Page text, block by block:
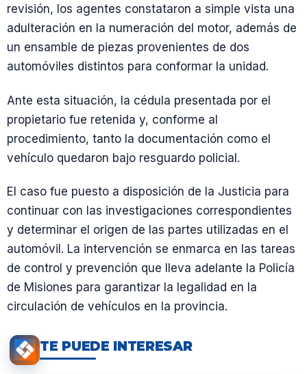
revisión, los agentes constataron a simple vista una
adulteración en la numeración del motor, además de
un ensamble de piezas provenientes de dos
automóviles distintos para conformar la unidad.
Ante esta situación, la cédula presentada por el
propietario fue retenida y, conforme al
procedimiento, tanto la documentación como el
vehículo quedaron bajo resguardo policial.
El caso fue puesto a disposición de la Justicia para
continuar con las investigaciones correspondientes
y determinar el origen de las partes utilizadas en el
automóvil. La intervención se enmarca en las tareas
de control y prevención que lleva adelante la Policía
de Misiones para garantizar la legalidad en la
circulación de vehículos en la provincia.
TE PUEDE INTERESAR